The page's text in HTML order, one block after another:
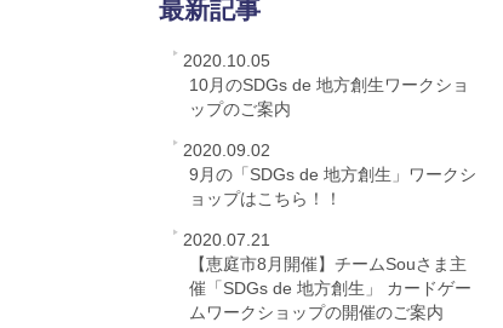
最新記事
2020.10.05
10月のSDGs de 地方創生ワークショ
ップのご案内
2020.09.02
9月の「SDGs de 地方創生」ワークシ
ョップはこちら！！
2020.07.21
【恵庭市8月開催】チームSouさま主
催「SDGs de 地方創生」 カードゲー
ムワークショップの開催のご案内